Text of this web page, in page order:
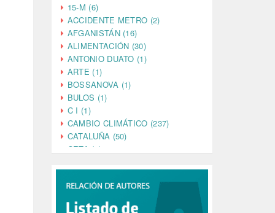
15-M (6)
ACCIDENTE METRO (2)
AFGANISTÁN (16)
ALIMENTACIÓN (30)
ANTONIO DUATO (1)
ARTE (1)
BOSSANOVA (1)
BULOS (1)
C I (1)
CAMBIO CLIMÁTICO (237)
CATALUÑA (50)
CETA (2)
CINE (35)
CIUDADANÍA (633)